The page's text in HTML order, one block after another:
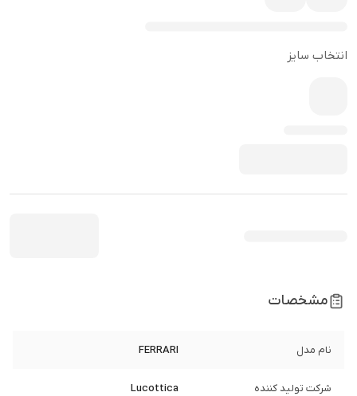
انتخاب سایز
مشخصات
نام مدل FERRARI
شرکت تولید کننده Lucottica